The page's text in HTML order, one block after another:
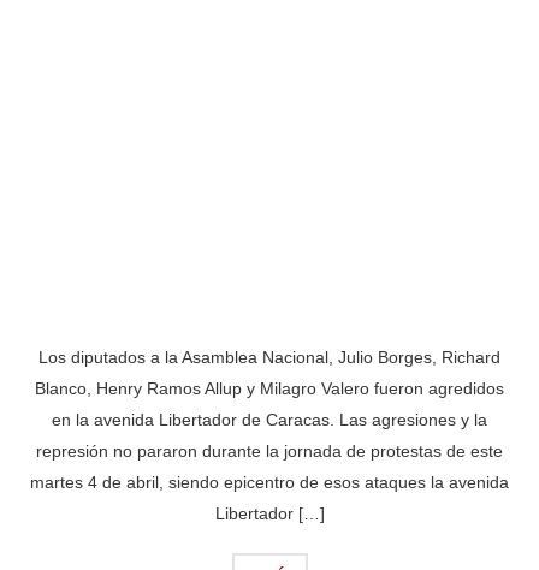
Los diputados a la Asamblea Nacional, Julio Borges, Richard
Blanco, Henry Ramos Allup y Milagro Valero fueron agredidos
en la avenida Libertador de Caracas. Las agresiones y la
represión no pararon durante la jornada de protestas de este
martes 4 de abril, siendo epicentro de esos ataques la avenida
Libertador […]